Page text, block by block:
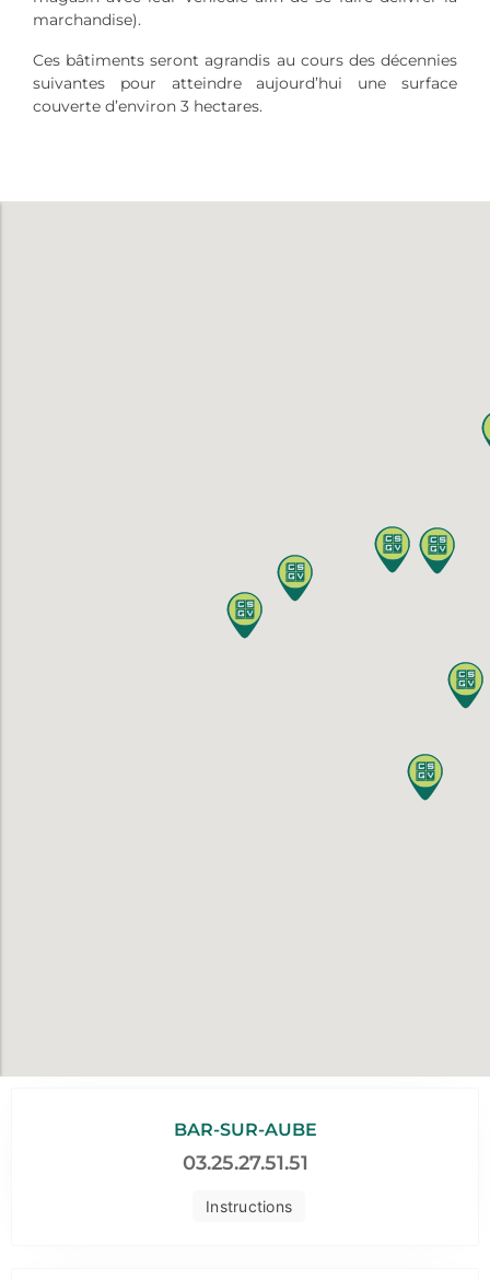
marchandise).
Ces bâtiments seront agrandis au cours des décennies
suivantes pour atteindre aujourd’hui une surface
couverte d’environ 3 hectares.
Instructions
BAR-SUR-AUBE
03.25.27.51.51